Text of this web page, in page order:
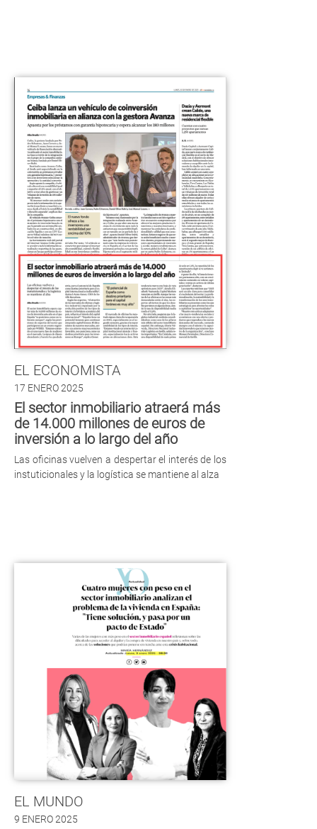
EL ECONOMISTA
17 ENERO 2025
El sector inmobiliario atraerá más
de 14.000 millones de euros de
inversión a lo largo del año
Las oficinas vuelven a despertar el interés de los
instuticionales y la logística se mantiene al alza
EL MUNDO
9 ENERO 2025